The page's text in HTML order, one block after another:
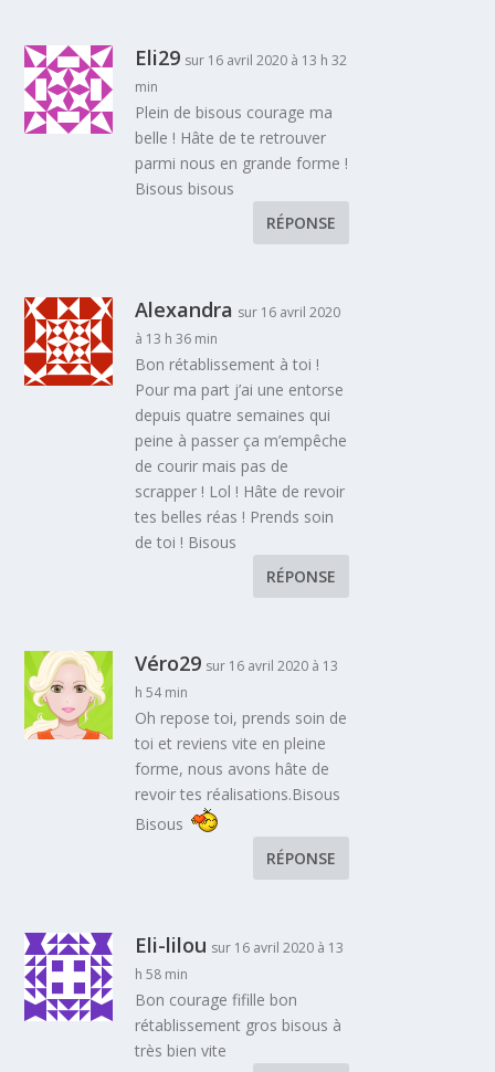
Eli29 sur 16 avril 2020 à 13 h 32
min
Plein de bisous courage ma
belle ! Hâte de te retrouver
parmi nous en grande forme !
Bisous bisous
RÉPONSE
Alexandra sur 16 avril 2020
à 13 h 36 min
Bon rétablissement à toi !
Pour ma part j’ai une entorse
depuis quatre semaines qui
peine à passer ça m’empêche
de courir mais pas de
scrapper ! Lol ! Hâte de revoir
tes belles réas ! Prends soin
de toi ! Bisous
RÉPONSE
Véro29 sur 16 avril 2020 à 13
h 54 min
Oh repose toi, prends soin de
toi et reviens vite en pleine
forme, nous avons hâte de
revoir tes réalisations.Bisous
Bisous
RÉPONSE
Eli-lilou sur 16 avril 2020 à 13
h 58 min
Bon courage fifille bon
rétablissement gros bisous à
très bien vite